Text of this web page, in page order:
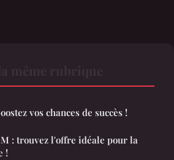
vos chances de succès !
: trouvez l'offre idéale pour la
!